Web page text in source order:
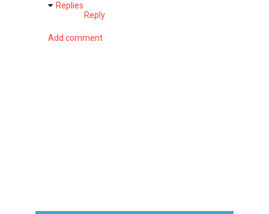
Replies
Reply
Add comment